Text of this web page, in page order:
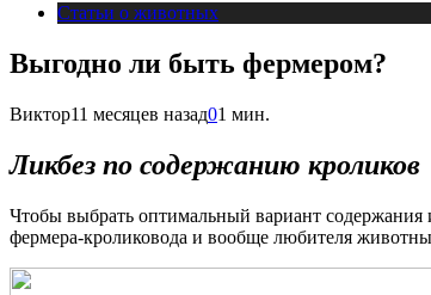
Статьи о животных
Выгодно ли быть фермером?
Виктор11 месяцев назад01 мин.
Ликбез по содержанию кроликов
Чтобы выбрать оптимальный вариант содержания
фермера-кроликовода и вообще любителя